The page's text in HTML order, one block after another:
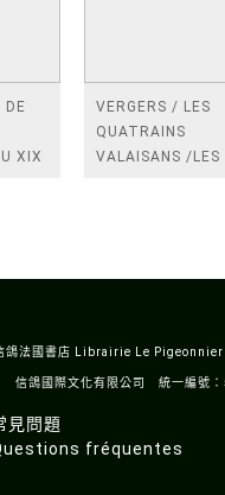
DE
XIX
VERGERS / LES
QUATRAINS
VALAISANS /LES
鴿法國書店 Librairie Le
信鴿國際文化有限公司 統一編號
見問題
fréquentes